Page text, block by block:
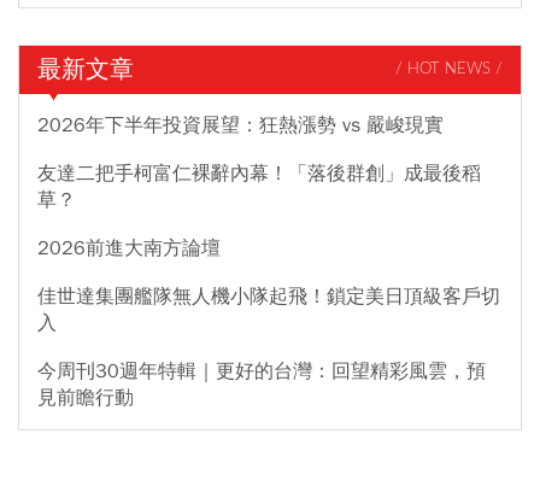
最新文章 / HOT NEWS /
2026年下半年投資展望：狂熱漲勢 vs 嚴峻現實
友達二把手柯富仁裸辭內幕！「落後群創」成最後稻
草？
2026前進大南方論壇
佳世達集團艦隊無人機小隊起飛！鎖定美日頂級客戶切
入
今周刊30週年特輯｜更好的台灣：回望精彩風雲，預
見前瞻行動